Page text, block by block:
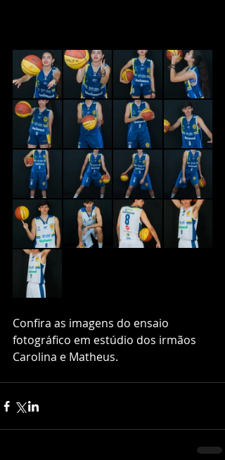
Confira as imagens do ensaio
fotográfico em estúdio dos irmãos
Carolina e Matheus.